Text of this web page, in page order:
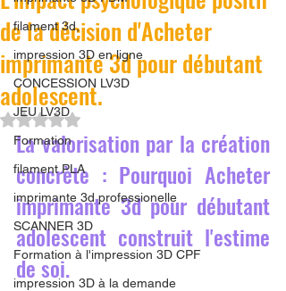
filament 3d,
impression 3D en ligne
CONCESSION LV3D
JEU LV3D
Formation
filament PLA
imprimante 3d professionelle
SCANNER 3D
Formation à l'impression 3D CPF
impression 3D à la demande
de la décision d'Acheter
imprimante 3d pour débutant
adolescent.
Noté NaN étoiles sur 5.
La valorisation par la création
concrète : Pourquoi Acheter
imprimante 3d pour débutant
adolescent construit l'estime
de soi.